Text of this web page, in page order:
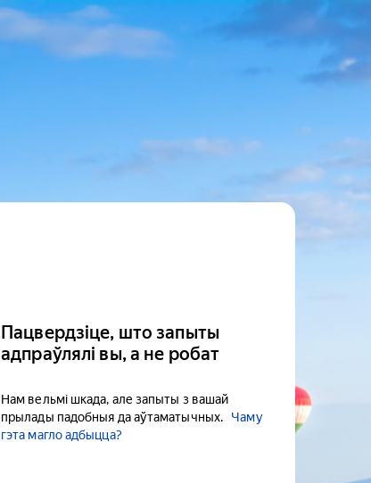
Пацвердзіце, што запыты
адпраўлялі вы, а не робат
Нам вельмі шкада, але запыты з вашай
прылады падобныя да аўтаматычных.
Чаму
гэта магло адбыцца?